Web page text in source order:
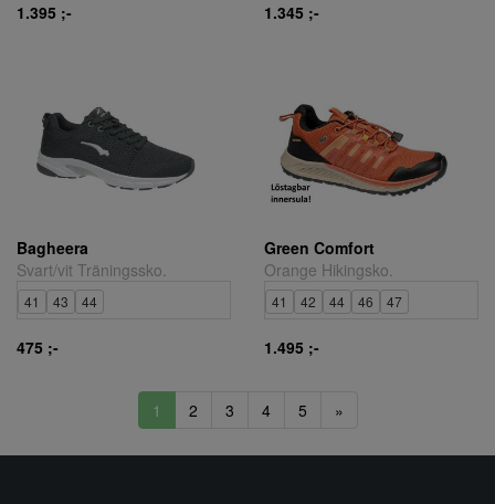
1.395 ;- 1.345 ;-
Bagheera
Svart/vit Träningssko.
41 43 44
475 ;-
Green Comfort
Orange Hikingsko.
41 42 44 46 47
1.495 ;-
1 2 3 4 5 »